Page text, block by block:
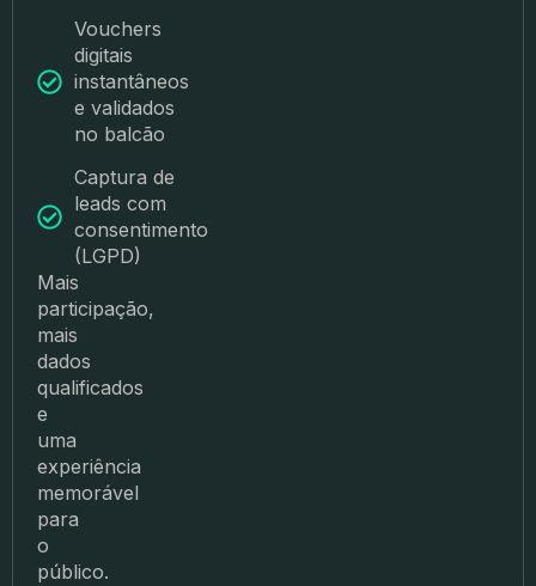
Vouchers
digitais
instantâneos
e validados
no balcão
Captura de
leads com
consentimento
(LGPD)
Mais
participação,
mais
dados
qualificados
e
uma
experiência
memorável
para
o
público.